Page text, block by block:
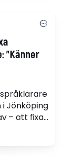
”Känner
i Jönköping
– att fixa
bort. Nu